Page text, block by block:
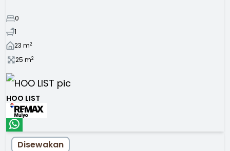
0
1
23 m2
25 m2
HOO LIST
Disewakan